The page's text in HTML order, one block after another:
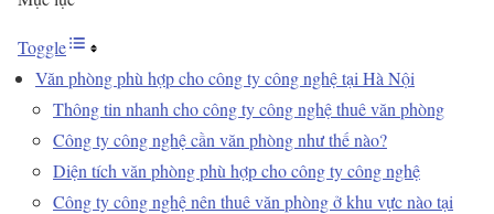
Toggle
Văn phòng phù hợp cho công ty công nghệ tại Hà Nội
Thông tin nhanh cho công ty công nghệ thuê văn phòng
Công ty công nghệ cần văn phòng như thế nào?
Diện tích văn phòng phù hợp cho công ty công nghệ
Công ty công nghệ nên thuê văn phòng ở khu vực nào tại